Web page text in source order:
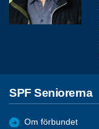
SPF Seniorerna
Om förbundet